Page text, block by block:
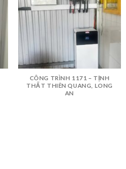
CÔNG TRÌNH 1171 – TỊNH
THẤT THIÊN QUANG, LONG
AN